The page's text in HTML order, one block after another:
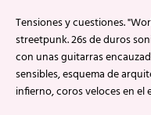
Tensiones y cuestiones.
streetpunk. 26s de duros
con unas guitarras
sensibles, esquema de
infierno, coros veloces en el